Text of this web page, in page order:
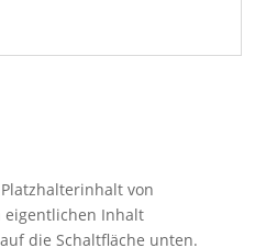
von
eigentlichen Inhalt
die Schaltfläche unten.